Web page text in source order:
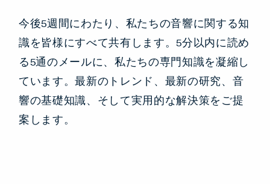
今後5週間にわたり、私たちの音響に関する知
識を皆様にすべて共有します。5分以内に読め
る5通のメールに、私たちの専門知識を凝縮し
ています。最新のトレンド、最新の研究、音
響の基礎知識、そして実用的な解決策をご提
案します。